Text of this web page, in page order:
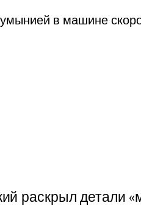
в машине
раскрыл детали